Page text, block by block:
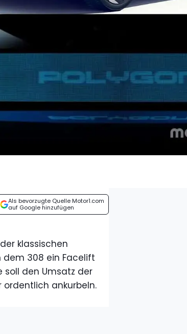
Als bevorzugte Quelle Motor1.com
auf Google hinzufügen
klassischen
dem 308 ein Facelift
soll den Umsatz der
ankurbeln.